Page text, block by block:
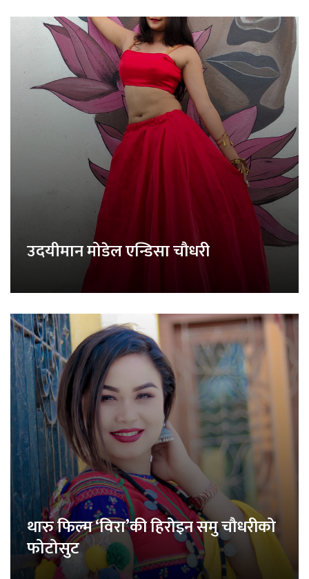
उदयीमान मोडेल एन्डिसा चौधरी
थारु फिल्म ‘विरा’की हिरोइन समु चौधरीको
फोटोसुट